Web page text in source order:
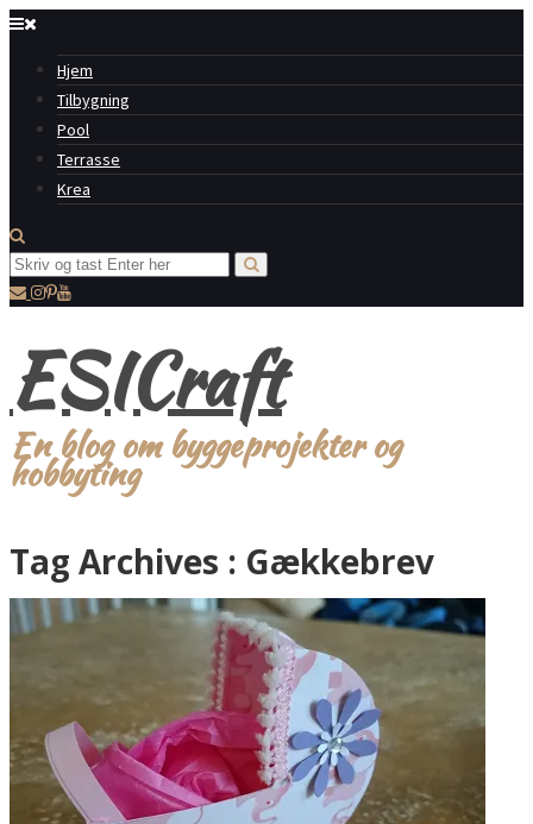
Hjem
Tilbygning
Pool
Terrasse
Krea
ESICraft
En blog om byggeprojekter og
hobbyting
Tag Archives : Gækkebrev